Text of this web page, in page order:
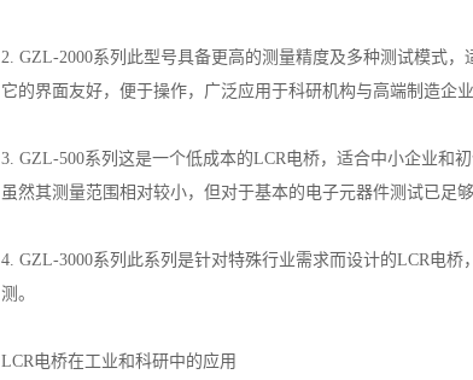
2. GZL-2000系列此型号具备更高的测量精度及多种测试模式，
它的界面友好，便于操作，广泛应用于科研机构与高端制造企业
3. GZL-500系列这是一个低成本的LCR电桥，适合中小企业和初
虽然其测量范围相对较小，但对于基本的电子元器件测试已足
4. GZL-3000系列此系列是针对特殊行业需求而设计的LCR电
测。
LCR电桥在工业和科研中的应用